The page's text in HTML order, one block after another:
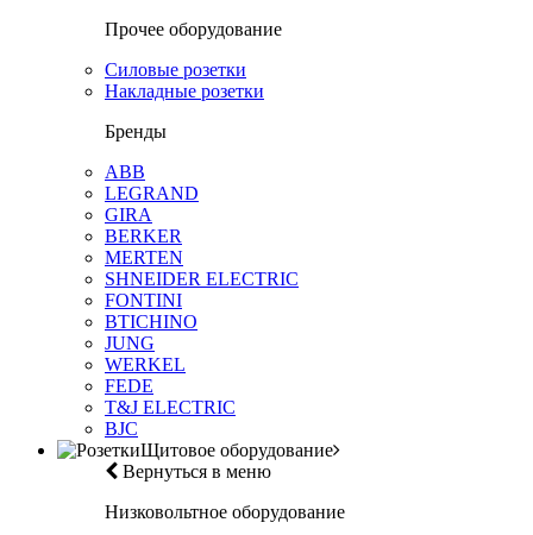
Прочее оборудование
Силовые розетки
Накладные розетки
Бренды
ABB
LEGRAND
GIRA
BERKER
MERTEN
SHNEIDER ELECTRIC
FONTINI
BTICHINO
JUNG
WERKEL
FEDE
T&J ELECTRIC
BJC
Щитовое оборудование
Вернуться в меню
Низковольтное оборудование